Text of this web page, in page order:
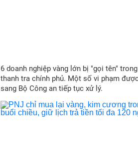
6 doanh nghiệp vàng lớn bị "gọi tên"
thanh tra chính phủ. Một số vi phạm
sang Bộ Công an tiếp tục xử lý.